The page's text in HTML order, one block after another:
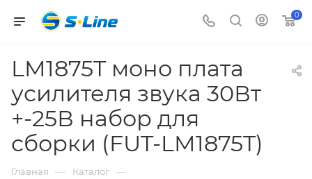
0
LM1875T моно плата
усилителя звука 30Вт
+-25В набор для
сборки (FUT-LM1875T)
Главная — Каталог —